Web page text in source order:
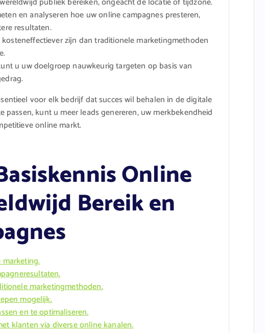
en analyseren hoe uw online campagnes presteren,
resultaten.
zijn dan traditionele marketingmethoden
u uw doelgroep nauwkeurig targeten op basis van
voor elk bedrijf dat succes wil behalen in de digitale
kunt u meer leads genereren, uw merkbekendheid
online markt.
Online
Bereik en
marketingmethoden.
mogelijk.
en te optimaliseren.
klanten via diverse online kanalen.